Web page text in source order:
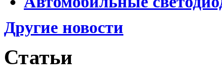
Другие новости
Статьи